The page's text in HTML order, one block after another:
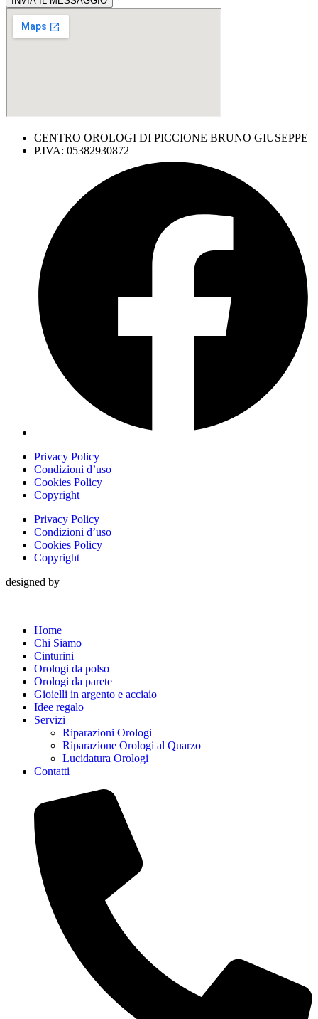
CENTRO OROLOGI DI PICCIONE BRUNO GIUSEPPE
P.IVA: 05382930872
Privacy Policy
Condizioni d’uso
Cookies Policy
Copyright
Privacy Policy
Condizioni d’uso
Cookies Policy
Copyright
designed by
Home
Chi Siamo
Cinturini
Orologi da polso
Orologi da parete
Gioielli in argento e acciaio
Idee regalo
Servizi
Riparazioni Orologi
Riparazione Orologi al Quarzo
Lucidatura Orologi
Contatti